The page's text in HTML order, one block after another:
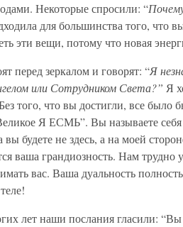
Некоторые спросили: “
для большинства того, что
эти вещи, потому что новая
перед зеркалом и говорят: “Я
или Сотрудником Света?” Я
того, что вы достигли, все
Я ЕСМЬ”. Вы называете
вы будете не здесь, а на моей
ваша грандиозность. Нам трудно
вас. Ваша дуальность
лет наши послания гласили: